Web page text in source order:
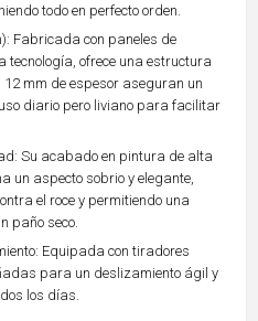
todo en perfecto orden.
Fabricada con paneles de
ofrece una estructura
mm de espesor aseguran un
diario pero liviano para facilitar
Su acabado en pintura de alta
un aspecto sobrio y elegante,
el roce y permitiendo una
paño seco.
Equipada con tiradores
para un deslizamiento ágil y
los días.